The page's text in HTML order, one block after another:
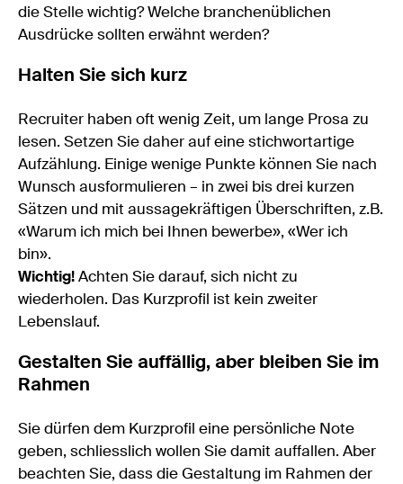
die Stelle wichtig? Welche branchenüblichen
Ausdrücke sollten erwähnt werden?
Halten Sie sich kurz
Recruiter haben oft wenig Zeit, um lange Prosa zu
lesen. Setzen Sie daher auf eine stichwortartige
Aufzählung. Einige wenige Punkte können Sie nach
Wunsch ausformulieren – in zwei bis drei kurzen
Sätzen und mit aussagekräftigen Überschriften, z.B.
«Warum ich mich bei Ihnen bewerbe», «Wer ich
bin».
Wichtig!Achten Sie darauf, sich nicht zu
wiederholen. Das Kurzprofil ist kein zweiter
Lebenslauf.
Gestalten Sie auffällig, aber bleiben Sie im
Rahmen
Sie dürfen dem Kurzprofil eine persönliche Note
geben, schliesslich wollen Sie damit auffallen. Aber
beachten Sie, dass die Gestaltung im Rahmen der